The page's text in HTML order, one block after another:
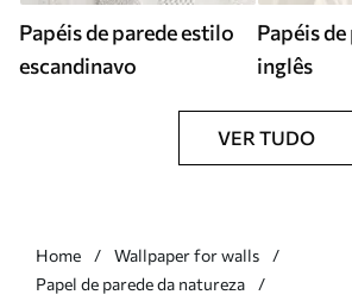
Papéis de parede estilo
escandinavo
Papéis
inglês
VER TUDO
Home
Wallpaper for walls
Papel de parede da natureza